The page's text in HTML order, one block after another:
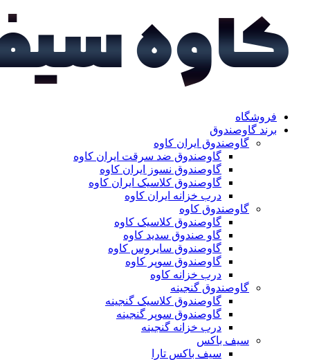
فروشگاه
برند گاوصندوق
گاوصندوق ایران کاوه
گاوصندوق ضد سرقت ایران کاوه
گاوصندوق نسوز ایران کاوه
گاوصندوق کلاسیک ایران کاوه
درب خزانه ایران کاوه
گاوصندوق کاوه
گاوصندوق کلاسیک کاوه
گاو صندوق سدید کاوه
گاوصندوق سایروس کاوه
گاوصندوق سوپر کاوه
درب خزانه کاوه
گاوصندوق گنجینه
گاوصندوق کلاسیک گنجینه
گاوصندوق سوپر گنجینه
درب خزانه گنجینه
سیف باکس
سیف باکس تارا